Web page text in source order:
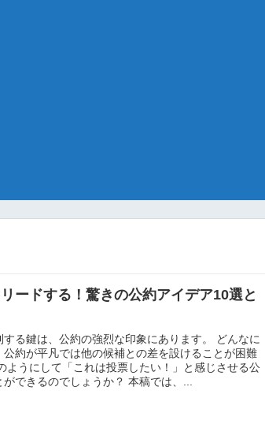
ードする！驚きの公約アイデア10選と
る鍵は、公約の強烈な印象にあります。 どんなに
公約が平凡では他の候補との差を設けることが困難
ようにして「これは投票したい！」と感じさせる公
できるのでしょうか？ 本稿では、...